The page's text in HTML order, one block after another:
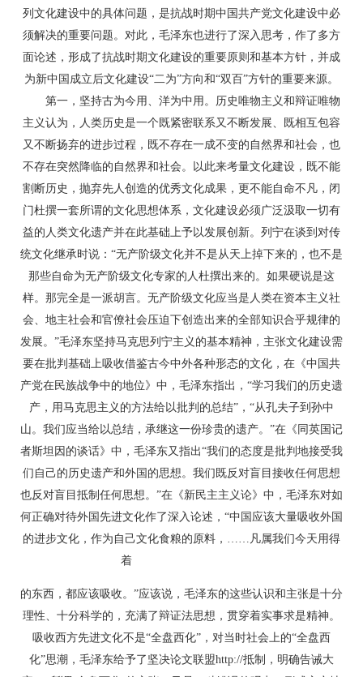
列文化建设中的具体问题，是抗战时期中国共产党文化建设中必
须解决的重要问题。对此，毛泽东也进行了深入思考，作了多方
面论述，形成了抗战时期文化建设的重要原则和基本方针，并成
为新中国成立后文化建设“二为”方向和“双百”方针的重要来源。
第一，坚持古为今用、洋为中用。历史唯物主义和辩证唯物
主义认为，人类历史是一个既紧密联系又不断发展、既相互包容
又不断扬弃的进步过程，既不存在一成不变的自然界和社会，也
不存在突然降临的自然界和社会。以此来考量文化建设，既不能
割断历史，抛弃先人创造的优秀文化成果，更不能自命不凡，闭
门杜撰一套所谓的文化思想体系，文化建设必须广泛汲取一切有
益的人类文化遗产并在此基础上予以发展创新。列宁在谈到对传
统文化继承时说：“无产阶级文化并不是从天上掉下来的，也不是
那些自命为无产阶级文化专家的人杜撰出来的。如果硬说是这
样。那完全是一派胡言。无产阶级文化应当是人类在资本主义社
会、地主社会和官僚社会压迫下创造出来的全部知识合乎规律的
发展。”毛泽东坚持马克思列宁主义的基本精神，主张文化建设需
要在批判基础上吸收借鉴古今中外各种形态的文化，在《中国共
产党在民族战争中的地位》中，毛泽东指出，“学习我们的历史遗
产，用马克思主义的方法给以批判的总结”，“从孔夫子到孙中
山。我们应当给以总结，承继这一份珍贵的遗产。”在《同英国记
者斯坦因的谈话》中，毛泽东又指出“我们的态度是批判地接受我
们自己的历史遗产和外国的思想。我们既反对盲目接收任何思想
也反对盲目抵制任何思想。”在《新民主主义论》中，毛泽东对如
何正确对待外国先进文化作了深入论述，“中国应该大量吸收外国
的进步文化，作为自己文化食粮的原料，……凡属我们今天用得
着
的东西，都应该吸收。”应该说，毛泽东的这些认识和主张是十分
理性、十分科学的，充满了辩证法思想，贯穿着实事求是精神。
吸收西方先进文化不是“全盘西化”，对当时社会上的“全盘西
化”思潮，毛泽东给予了坚决论文联盟http://抵制，明确告诫大